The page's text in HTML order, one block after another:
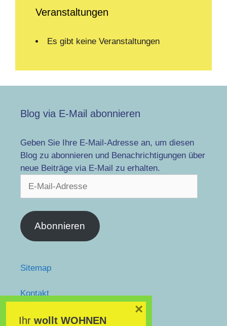
Veranstaltungen
Es gibt keine Veranstaltungen
Blog via E-Mail abonnieren
Geben Sie Ihre E-Mail-Adresse an, um diesen
Blog zu abonnieren und Benachrichtigungen über
neue Beiträge via E-Mail zu erhalten.
Abonnieren
Sitemap
Kontakt
twitter
Ihr wollt WOHNEN
×